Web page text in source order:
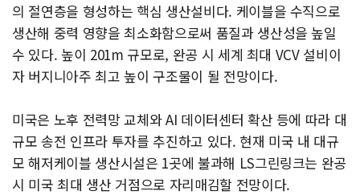
의 절연층을 형성하는 핵심 생산설비다. 케이블을 수직으로
생산해 중력 영향을 최소화함으로써 품질과 생산성을 높일
수 있다. 높이 201m 규모로, 완공 시 세계 최대 VCV 설비이
자 버지니아주 최고 높이 구조물이 될 전망이다.
미국은 노후 전력망 교체와 AI 데이터센터 확산 등에 따라 대
규모 송전 인프라 투자를 추진하고 있다. 현재 미국 내 대규
모 해저케이블 생산시설은 1곳에 불과해 LS그린링크는 완공
시 미국 최대 생산 거점으로 자리매김할 전망이다.